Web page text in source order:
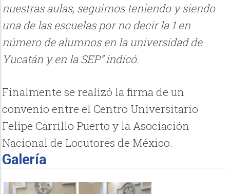
nuestras aulas, seguimos teniendo y siendo
una de las escuelas por no decir la 1 en
número de alumnos en la universidad de
Yucatán y en la SEP” indicó.
Finalmente se realizó la firma de un
convenio entre el Centro Universitario
Felipe Carrillo Puerto y la Asociación
Nacional de Locutores de México.
Galería